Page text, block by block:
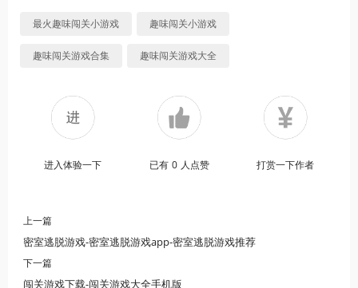
最火趣味闯关小游戏 趣味闯关小游戏
趣味闯关游戏合集 趣味闯关游戏大全
进入体验一下 已有 0 人点赞 打赏一下作者
上一篇
密室逃脱游戏-密室逃脱游戏app-密室逃脱游戏推荐
下一篇
闯关游戏下载-闯关游戏大全手机版